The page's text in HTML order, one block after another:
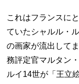
これはフランスに
ていたシャルル・
の画家が流出して
務評定官マルタン
ルイ14世が「王立